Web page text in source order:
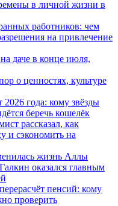
в личной жизни в
работников: чем
на привлечение
даче в конце июля,
о ценностях, культуре
года: кому звёзды
беречь кошелёк
рассказал, как
и сэкономить на
жизнь Аллы
оказался главным
пенсий: кому
проверить